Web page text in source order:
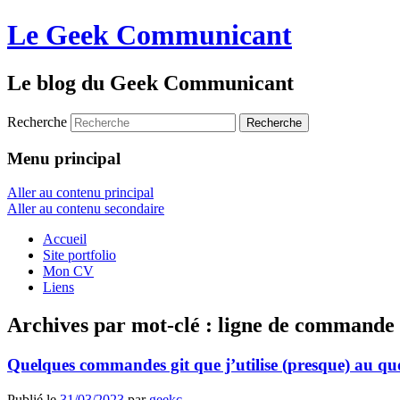
Le Geek Communicant
Le blog du Geek Communicant
Recherche
Menu principal
Aller au contenu principal
Aller au contenu secondaire
Accueil
Site portfolio
Mon CV
Liens
Archives par mot-clé : ligne de commande
Quelques commandes git que j’utilise (presque) au